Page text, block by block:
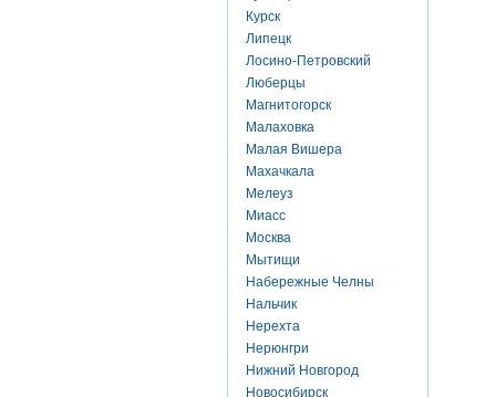
Курск
Липецк
Лосино-Петровский
Люберцы
Магнитогорск
Малаховка
Малая Вишера
Махачкала
Мелеуз
Миасс
Москва
Мытищи
Набережные Челны
Нальчик
Нерехта
Нерюнгри
Нижний Новгород
Новосибирск